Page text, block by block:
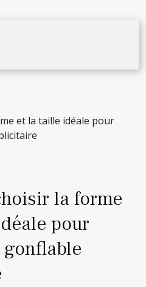
et la taille idéale pour
la forme
pour